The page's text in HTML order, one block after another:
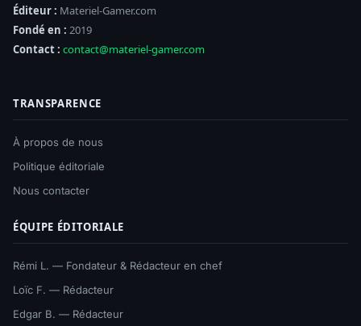
Éditeur : Materiel-Gamer.com
Fondé en : 2019
Contact : contact@materiel-gamer.com
TRANSPARENCE
À propos de nous
Politique éditoriale
Nous contacter
ÉQUIPE ÉDITORIALE
Rémi L. — Fondateur & Rédacteur en chef
Loïc F. — Rédacteur
Edgar B. — Rédacteur